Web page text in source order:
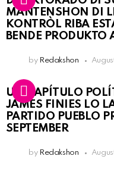
MANTENSHON DI
KONTRÒL RIBA
BENDE PRODUKTO
by Redakshon
UN KAPÍTULO
JAMES FINIES LO
PARTIDO PUEBLO
SEPTEMBER
by Redakshon